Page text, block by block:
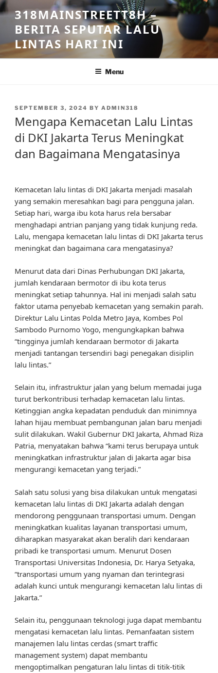
Skip
to
content
318MAINSTREETT8H –
BERITA SEPUTAR LALU
LINTAS HARI INI
Menu
POSTED
SEPTEMBER 3, 2024 BY ADMIN318
Mengapa Kemacetan Lalu Lintas
di DKI Jakarta Terus Meningkat
dan Bagaimana Mengatasinya
Kemacetan lalu lintas di DKI Jakarta menjadi masalah
yang semakin meresahkan bagi para pengguna jalan.
Setiap hari, warga ibu kota harus rela bersabar
menghadapi antrian panjang yang tidak kunjung reda.
Lalu, mengapa kemacetan lalu lintas di DKI Jakarta terus
meningkat dan bagaimana cara mengatasinya?
Menurut data dari Dinas Perhubungan DKI Jakarta,
jumlah kendaraan bermotor di ibu kota terus
meningkat setiap tahunnya. Hal ini menjadi salah satu
faktor utama penyebab kemacetan yang semakin parah.
Direktur Lalu Lintas Polda Metro Jaya, Kombes Pol
Sambodo Purnomo Yogo, mengungkapkan bahwa
“tingginya jumlah kendaraan bermotor di Jakarta
menjadi tantangan tersendiri bagi penegakan disiplin
lalu lintas.”
Selain itu, infrastruktur jalan yang belum memadai juga
turut berkontribusi terhadap kemacetan lalu lintas.
Ketinggian angka kepadatan penduduk dan minimnya
lahan hijau membuat pembangunan jalan baru menjadi
sulit dilakukan. Wakil Gubernur DKI Jakarta, Ahmad Riza
Patria, menyatakan bahwa “kami terus berupaya untuk
meningkatkan infrastruktur jalan di Jakarta agar bisa
mengurangi kemacetan yang terjadi.”
Salah satu solusi yang bisa dilakukan untuk mengatasi
kemacetan lalu lintas di DKI Jakarta adalah dengan
mendorong penggunaan transportasi umum. Dengan
meningkatkan kualitas layanan transportasi umum,
diharapkan masyarakat akan beralih dari kendaraan
pribadi ke transportasi umum. Menurut Dosen
Transportasi Universitas Indonesia, Dr. Harya Setyaka,
“transportasi umum yang nyaman dan terintegrasi
adalah kunci untuk mengurangi kemacetan lalu lintas di
Jakarta.”
Selain itu, penggunaan teknologi juga dapat membantu
mengatasi kemacetan lalu lintas. Pemanfaatan sistem
manajemen lalu lintas cerdas (smart traffic
management system) dapat membantu
mengoptimalkan pengaturan lalu lintas di titik-titik